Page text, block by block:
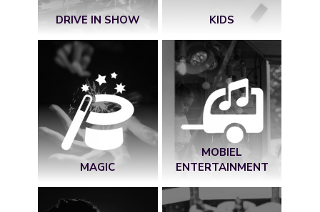
DRIVE IN SHOW KIDS
MAGIC
MOBIEL
ENTERTAINMENT